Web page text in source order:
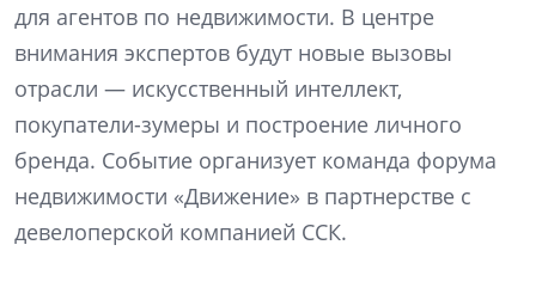
для агентов по недвижимости. В центре
внимания экспертов будут новые вызовы
отрасли — искусственный интеллект,
покупатели-зумеры и построение личного
бренда. Событие организует команда форума
недвижимости «Движение» в партнерстве с
девелоперской компанией ССК.